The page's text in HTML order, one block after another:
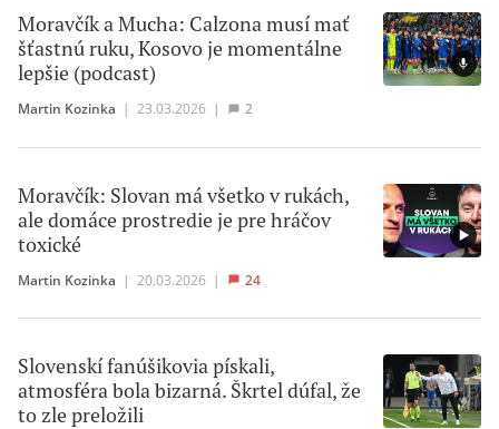
Moravčík a Mucha: Calzona musí mať
šťastnú ruku, Kosovo je momentálne
lepšie (podcast)
Martin Kozinka | 23.03.2026 | 2
Moravčík: Slovan má všetko v rukách,
ale domáce prostredie je pre hráčov
toxické
Martin Kozinka | 20.03.2026 | 24
Slovenskí fanúšikovia pískali,
atmosféra bola bizarná. Škrtel dúfal, že
to zle preložili